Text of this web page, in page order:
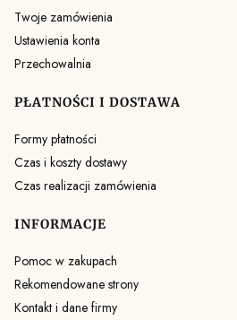
Twoje zamówienia
Ustawienia konta
Przechowalnia
PŁATNOŚCI I DOSTAWA
Formy płatności
Czas i koszty dostawy
Czas realizacji zamówienia
INFORMACJE
Pomoc w zakupach
Rekomendowane strony
Kontakt i dane firmy